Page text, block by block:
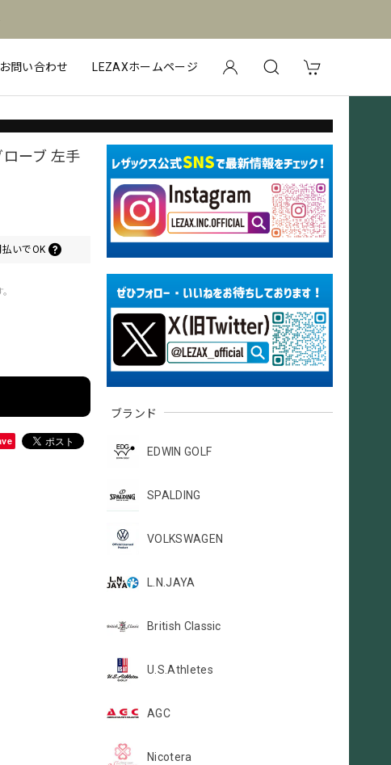
お問い合わせ LEZAXホームページ
ブランド
EDWIN GOLF
SPALDING
VOLKSWAGEN
L.N.JAYA
British Classic
U.S.Athletes
AGC
Nicotera
ーブ 左手
いでOK